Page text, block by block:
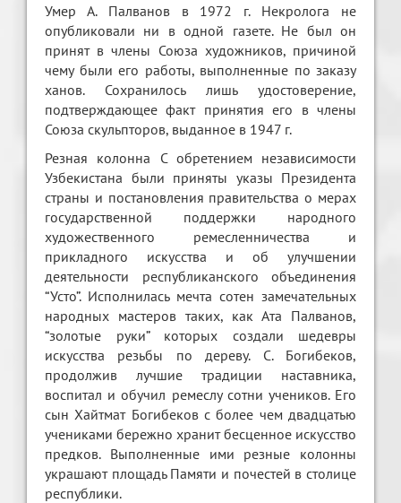
Умер А. Палванов в 1972 г. Некролога не
опубликовали ни в одной газете. Не был он
принят в члены Союза художников, причиной
чему были его работы, выполненные по заказу
ханов. Сохранилось лишь удостоверение,
подтверждающее факт принятия его в члены
Союза скульпторов, выданное в 1947 г.
Резная колонна С обретением независимости
Узбекистана были приняты указы Президента
страны и постановления правительства о мерах
государственной поддержки народного
художественного ремесленничества и
прикладного искусства и об улучшении
деятельности республиканского объединения
“Усто”. Исполнилась мечта сотен замечательных
народных мастеров таких, как Ата Палванов,
“золотые руки” которых создали шедевры
искусства резьбы по дереву. С. Богибеков,
продолжив лучшие традиции наставника,
воспитал и обучил ремеслу сотни учеников. Его
сын Хайтмат Богибеков с более чем двадцатью
учениками бережно хранит бесценное искусство
предков. Выполненные ими резные колонны
украшают площадь Памяти и почестей в столице
республики.